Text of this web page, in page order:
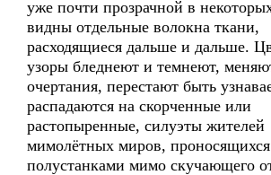
уже почти прозрачной в
видны отдельные волокна ткани,
расходящиеся дальше и дальше.
узоры бледнеют и темнеют,
очертания, перестают быть
распадаются на скорченные или
растопыренные, силуэты жителей
мимолётных миров, проносящихся
полустанками мимо скучающего